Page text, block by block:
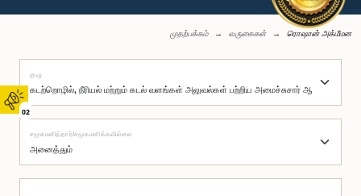
02
முதற்பக்கம் வருகைகள் ரொஷான் அக்மீமன
குழு
சமூகமளித்தார்/சமூகமளிக்கவில்லை